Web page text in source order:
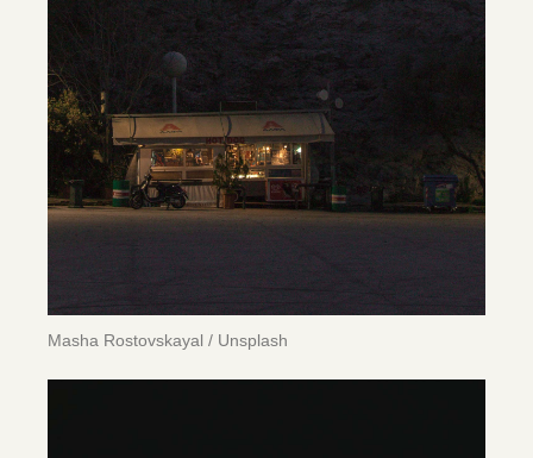
Masha Rostovskayal / Unsplash